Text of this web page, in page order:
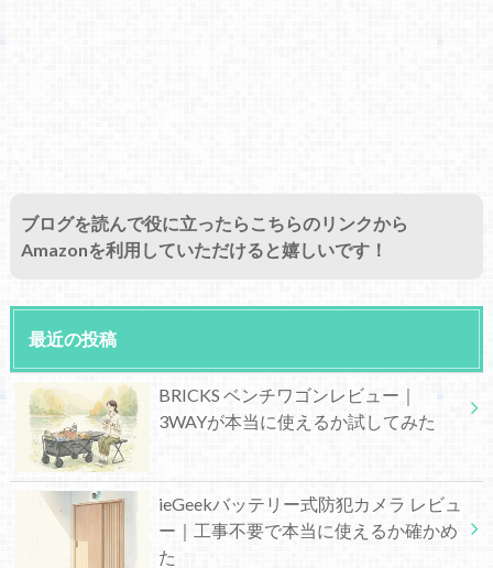
ブログを読んで役に立ったらこちらのリンクから
Amazonを利用していただけると嬉しいです！
最近の投稿
BRICKS ベンチワゴンレビュー｜
3WAYが本当に使えるか試してみた
ieGeekバッテリー式防犯カメラ レビュ
ー｜工事不要で本当に使えるか確かめ
た